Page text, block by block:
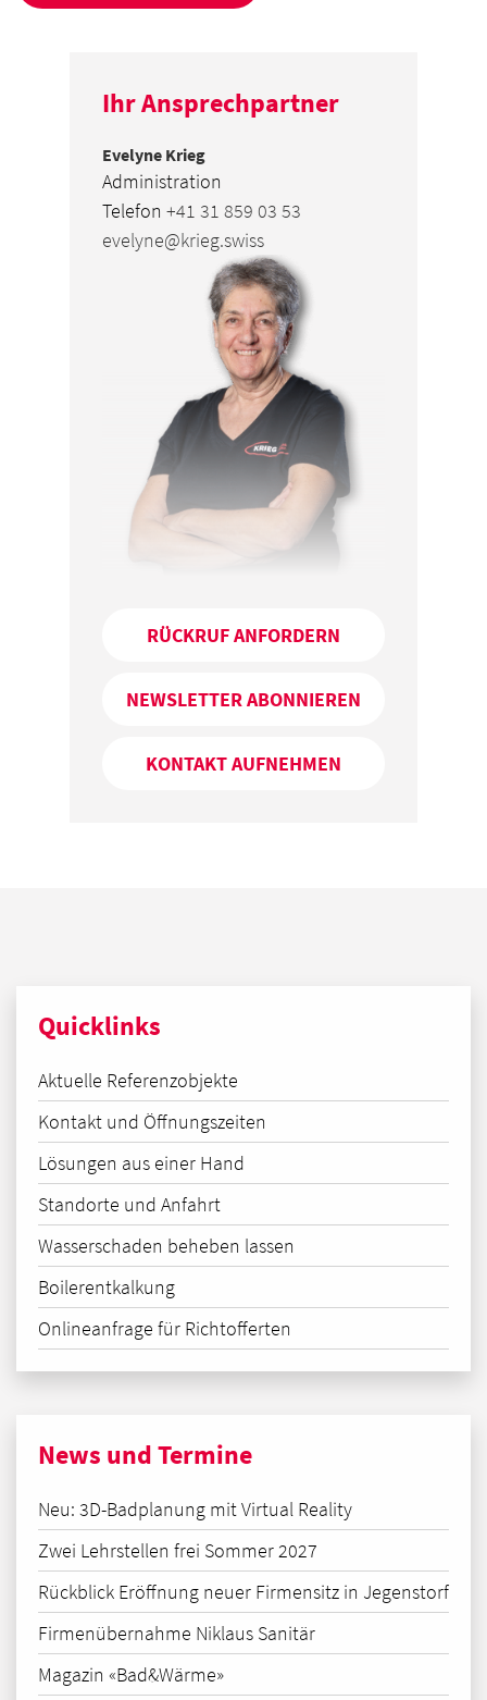
Ihr Ansprechpartner
Evelyne Krieg
Administration
Telefon +41 31 859 03 53
evelyne@krieg.swiss
RÜCKRUF ANFORDERN
NEWSLETTER ABONNIEREN
KONTAKT AUFNEHMEN
Quicklinks
Aktuelle Referenzobjekte
Kontakt und Öffnungszeiten
Lösungen aus einer Hand
Standorte und Anfahrt
Wasserschaden beheben lassen
Boilerentkalkung
Onlineanfrage für Richtofferten
News und Termine
Neu: 3D-Badplanung mit Virtual Reality
Zwei Lehrstellen frei Sommer 2027
Rückblick Eröffnung neuer Firmensitz in Jegenstorf
Firmenübernahme Niklaus Sanitär
Magazin «Bad&Wärme»